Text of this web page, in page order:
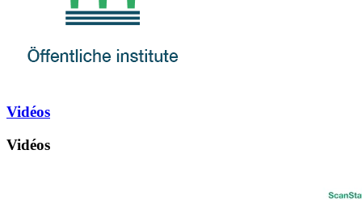
Vidéos
Vidéos